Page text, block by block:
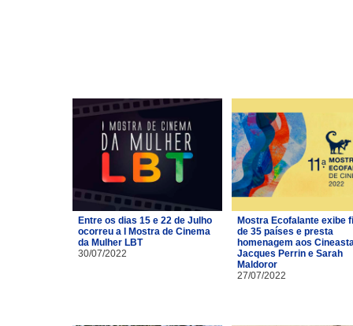
Entre os dias 15 e 22 de Julho
ocorreu a I Mostra de Cinema
da Mulher LBT
30/07/2022
Mostra Ecofalante exibe
de 35 países e presta
homenagem aos
Jacques Perrin e Sarah
Maldoror
27/07/2022